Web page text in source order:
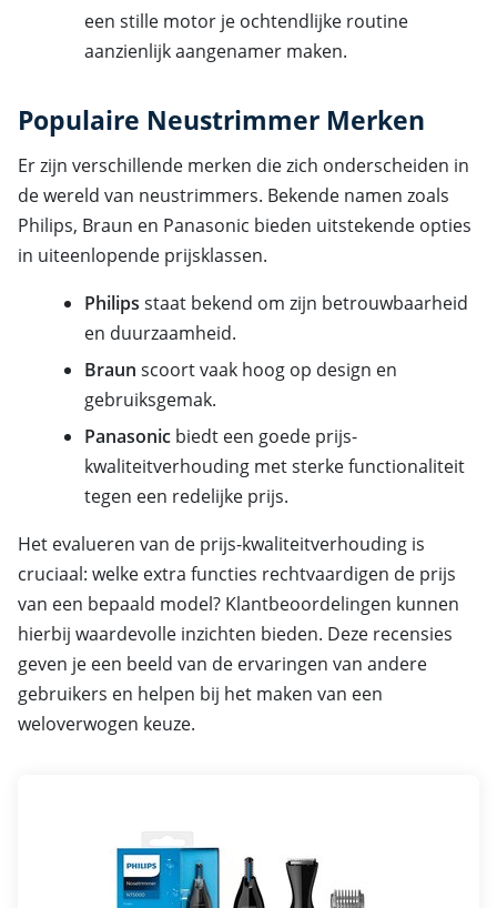
een stille motor je ochtendlijke routine
aanzienlijk aangenamer maken.
Populaire Neustrimmer Merken
Er zijn verschillende merken die zich onderscheiden in
de wereld van neustrimmers. Bekende namen zoals
Philips, Braun en Panasonic bieden uitstekende opties
in uiteenlopende prijsklassen.
Philips staat bekend om zijn betrouwbaarheid
en duurzaamheid.
Braun scoort vaak hoog op design en
gebruiksgemak.
Panasonic biedt een goede prijs-
kwaliteitverhouding met sterke functionaliteit
tegen een redelijke prijs.
Het evalueren van de prijs-kwaliteitverhouding is
cruciaal: welke extra functies rechtvaardigen de prijs
van een bepaald model? Klantbeoordelingen kunnen
hierbij waardevolle inzichten bieden. Deze recensies
geven je een beeld van de ervaringen van andere
gebruikers en helpen bij het maken van een
weloverwogen keuze.